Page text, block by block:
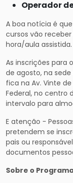
Operador
A boa notícia é
cursos vão
hora/aula assistida.
As inscrições para
de agosto, na
fica na Av. Vinte
Federal, no centro
intervalo para
E atenção -
pretendem se
pais ou
documentos
Sobre o